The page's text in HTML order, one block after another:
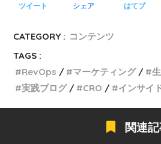
ツイート シェア はてブ
CATEGORY : コンテンツ
TAGS :
RevOps
マーケティング
実践ブログ
CRO インサイ
関連